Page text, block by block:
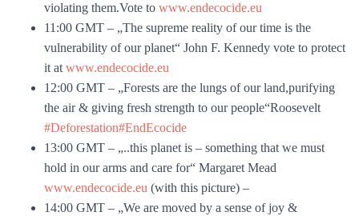
violating them.Vote to www.endecocide.eu
11:00 GMT – „The supreme reality of our time is the
vulnerability of our planet“ John F. Kennedy vote to protect
it at www.endecocide.eu
12:00 GMT – „Forests are the lungs of our land,purifying
the air & giving fresh strength to our people“Roosevelt
#Deforestation#EndEcocide
13:00 GMT – „..this planet is – something that we must
hold in our arms and care for“ Margaret Mead
www.endecocide.eu (with this picture) –
14:00 GMT – „We are moved by a sense of joy &